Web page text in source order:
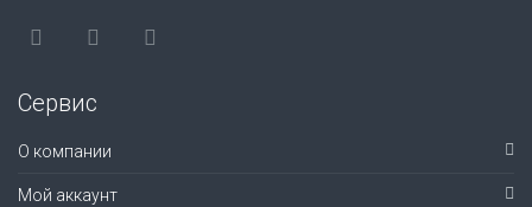
Сервис
О компании
Мой аккаунт